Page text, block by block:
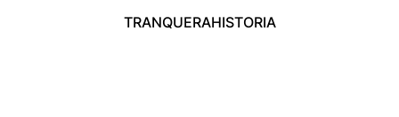
TRANQUERAHISTORIA